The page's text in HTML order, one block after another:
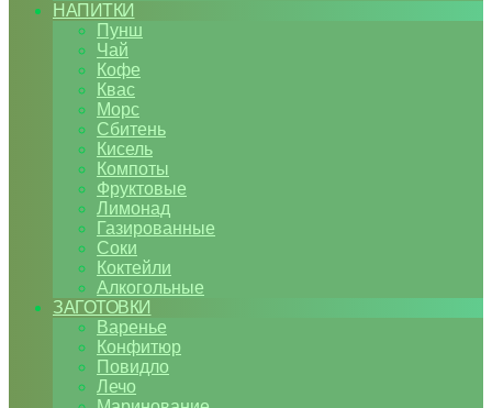
НАПИТКИ
Пунш
Чай
Кофе
Квас
Морс
Сбитень
Кисель
Компоты
Фруктовые
Лимонад
Газированные
Соки
Коктейли
Алкогольные
ЗАГОТОВКИ
Варенье
Конфитюр
Повидло
Лечо